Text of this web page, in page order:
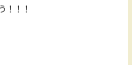
！！！